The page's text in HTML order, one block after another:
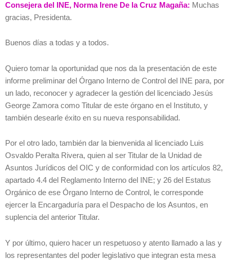
Consejera del INE, Norma Irene De la Cruz Magaña: Muchas
gracias, Presidenta.
Buenos días a todas y a todos.
Quiero tomar la oportunidad que nos da la presentación de este
informe preliminar del Órgano Interno de Control del INE para, por
un lado, reconocer y agradecer la gestión del licenciado Jesús
George Zamora como Titular de este órgano en el Instituto, y
también desearle éxito en su nueva responsabilidad.
Por el otro lado, también dar la bienvenida al licenciado Luis
Osvaldo Peralta Rivera, quien al ser Titular de la Unidad de
Asuntos Jurídicos del OIC y de conformidad con los artículos 82,
apartado 4.4 del Reglamento Interno del INE; y 26 del Estatus
Orgánico de ese Órgano Interno de Control, le corresponde
ejercer la Encargaduría para el Despacho de los Asuntos, en
suplencia del anterior Titular.
Y por último, quiero hacer un respetuoso y atento llamado a las y
los representantes del poder legislativo que integran esta mesa